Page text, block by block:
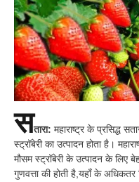
सतारा: महाराष्ट्र के प्रसिद्ध
स्ट्रॉबेरी का उत्पादन होता है।
मौसम स्ट्रॉबेरी के उत्पादन के लिए
गुणवत्ता की होती है,यहाँ के अधिकतर